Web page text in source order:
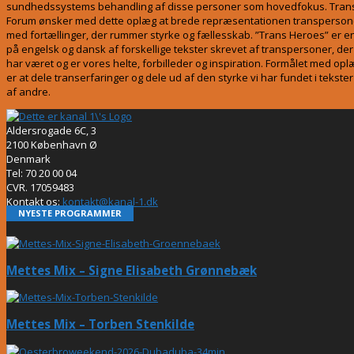
sundhedssystems behandling af disse personer som hovedfokus.
Forum ønsker med dette oplæg at brede repræsentationen
med fortællinger, der rummer styrke og fællesskab. ”Trans Heroes” er
på engelsk og dansk af forskellige tekster skrevet af transpersoner, der
har været og er vores helte, forbilleder og inspiration. Formålet med
er at dele transerfaringer og dele ud af den styrke vi har fundet i
af andre.
Aldersrogade 6C, 3
2100 København Ø
Denmark
Tel: 70 20 00 04
CVR. 17059483
Kontakt os: kontakt@kanal-1.dk
NYESTE PROGRAMMER
Mettes Mix – Signe Elisabeth Grønnebæk
Mettes Mix – Torben Stenkilde